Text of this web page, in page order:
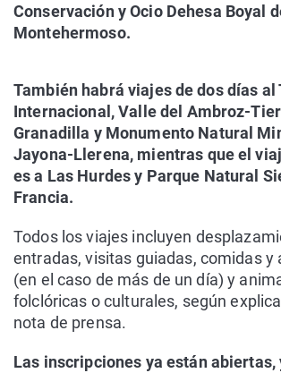
Conservación y Ocio Dehesa Boyal
Montehermoso.
También habrá viajes de dos días al
Internacional, Valle del Ambroz-
Granadilla y Monumento Natural
Jayona-Llerena, mientras que el
es a Las Hurdes y Parque Natural
Francia.
Todos los viajes incluyen
entradas, visitas guiadas, comidas y
(en el caso de más de un día) y
folclóricas o culturales, según
nota de prensa.
Las inscripciones ya están abiertas,